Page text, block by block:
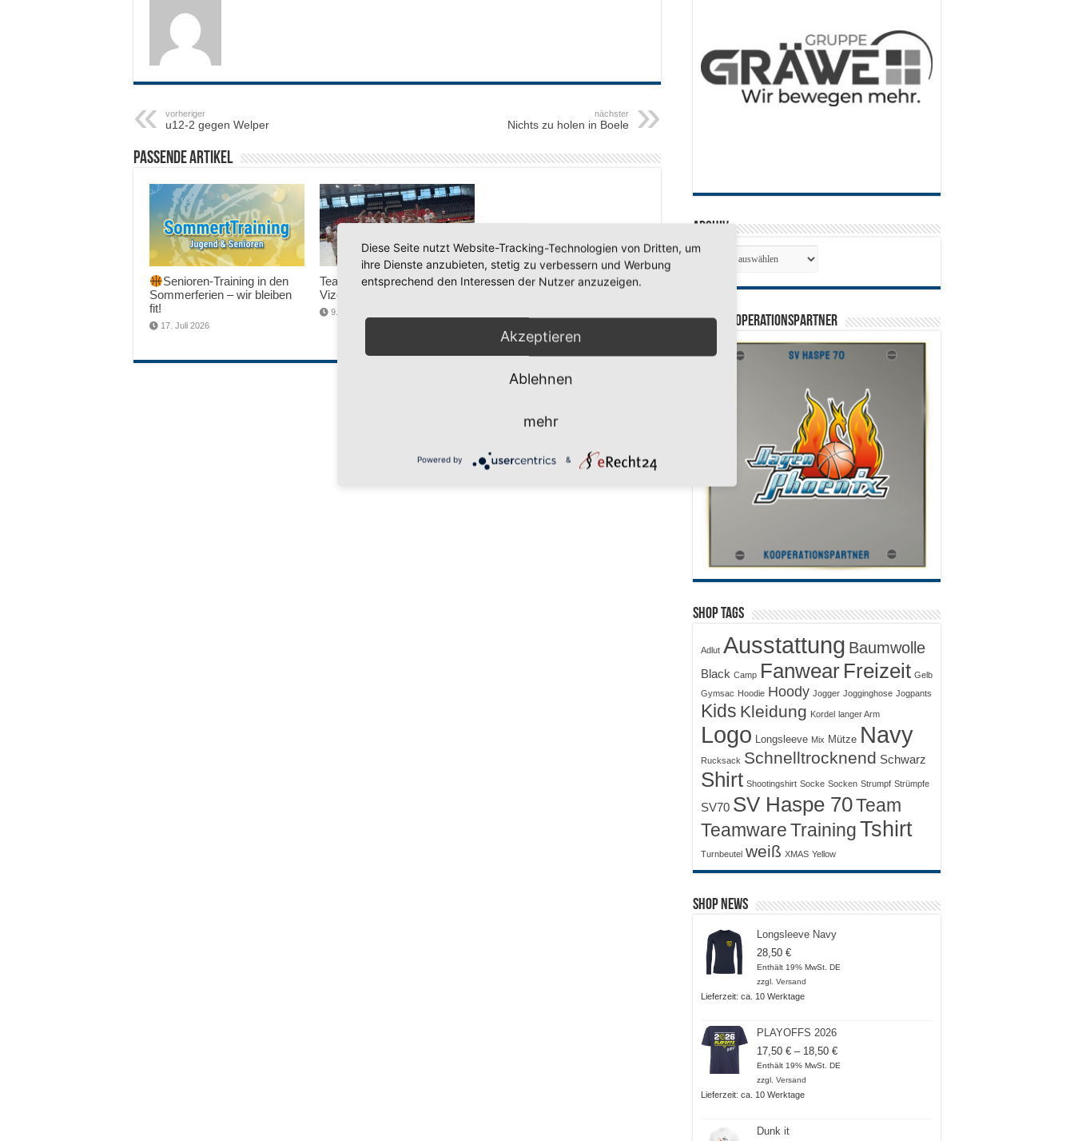
vorheriger
u12-2 gegen Welper
nächster
Nichts zu holen in Boele
Passende Artikel
Senioren-Training in den
Sommerferien – wir bleiben
fit!
17. Juli 2026
Team LOCO Germany wird
Vize-Europameister 2026
9. Juli 2026
Archiv
SV 70 Kooperationspartner
Shop Tags
Adlut Ausstattung Baumwolle
Black Camp Fanwear Freizeit Gelb
Gymsac Hoodie Hoody Jogger Jogginghose Jogpants
Kids Kleidung Kordel langer Arm
Logo Longsleeve Mix Mütze Navy
Rucksack Schnelltrocknend Schwarz
Shirt Shootingshirt Socke Socken Strumpf Strümpfe
SV70 SV Haspe 70Team
Teamware TrainingTshirt
Turnbeutel weiß XMAS Yellow
Shop News
Longsleeve Navy
28,50 €
Enthält 19% MwSt. DE
zzgl. Versand
Lieferzeit: ca. 10 Werktage
PLAYOFFS 2026
17,50 € – 18,50 €Preisspanne:
17,50 €
Enthält 19% MwSt. DE
zzgl. Versand
Lieferzeit: ca. 10 Werktage
Dunk it
Diese Seite nutzt Website-Tracking-Technologien von Dritten, um
ihre Dienste anzubieten, stetig zu verbessern und Werbung
entsprechend den Interessen der Nutzer anzuzeigen.
Akzeptieren
Ablehnen
mehr
Powered by &